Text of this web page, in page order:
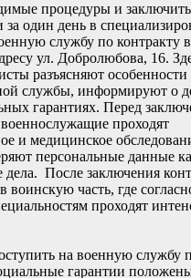
процедуры и заключить
один день в
службу по контракту
ул. Добролюбова, 16.
разъясняют особенности
службы, информируют о
гарантиях. Перед
проходят
и медицинское
персональные данные
После заключения
воинскую часть, где
проходят
на военную службу
гарантии